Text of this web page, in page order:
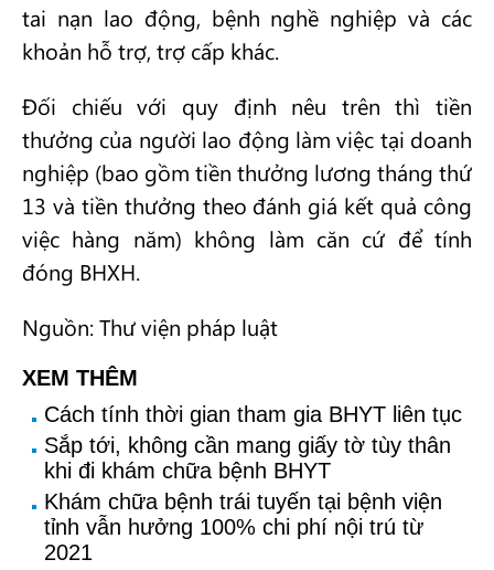
tai nạn lao động, bệnh nghề nghiệp và các
khoản hỗ trợ, trợ cấp khác.
Đối chiếu với quy định nêu trên thì tiền
thưởng của người lao động làm việc tại doanh
nghiệp (bao gồm tiền thưởng lương tháng thứ
13 và tiền thưởng theo đánh giá kết quả công
việc hàng năm) không làm căn cứ để tính
đóng BHXH.
Nguồn: Thư viện pháp luật
XEM THÊM
Cách tính thời gian tham gia BHYT liên tục
Sắp tới, không cần mang giấy tờ tùy thân
khi đi khám chữa bệnh BHYT
Khám chữa bệnh trái tuyến tại bệnh viện
tỉnh vẫn hưởng 100% chi phí nội trú từ
2021